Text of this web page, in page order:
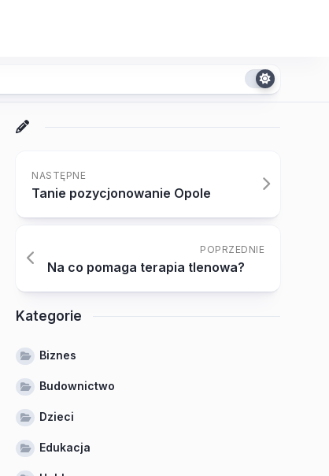
NASTĘPNE
Tanie pozycjonowanie Opole
POPRZEDNIE
Na co pomaga terapia tlenowa?
Kategorie
Biznes
Budownictwo
Dzieci
Edukacja